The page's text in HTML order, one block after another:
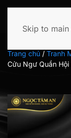
Skip to
Trang chủ / Tranh
Cửu Ngư Quần